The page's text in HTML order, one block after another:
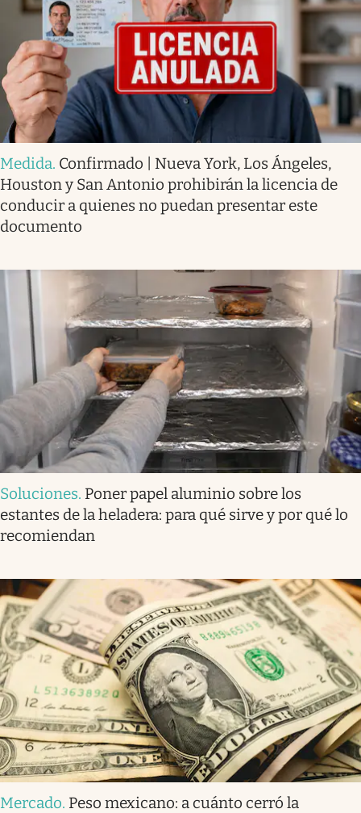
Medida. Confirmado | Nueva York, Los Ángeles,
Houston y San Antonio prohibirán la licencia de
conducir a quienes no puedan presentar este
documento
Soluciones. Poner papel aluminio sobre los
estantes de la heladera: para qué sirve y por qué lo
recomiendan
Mercado. Peso mexicano: a cuánto cerró la